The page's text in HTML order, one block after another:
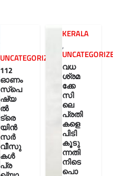
UNCATEGORIZED
112
ഓണം
സ്പെ
ഷ്യ
ൽ
ട്രെ
യിൻ
സർ
വീസു
കൾ
പ്ര
KERALA
,
വധ
ശ്രമ
ക്കേ
സി
ലെ
പ്രതി
കളെ
പിടി
കൂടു
ന്നതി
നിടെ
പൊ